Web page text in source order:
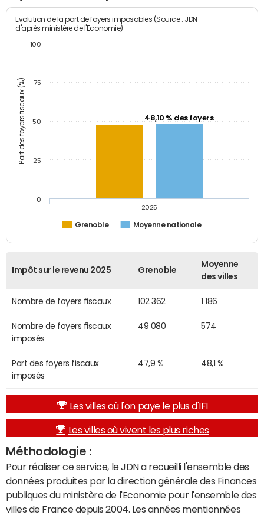
Part des foyers fiscaux (%)
Evolution de la part de foyers imposables (Source : JDN
d'après ministère de l'Economie)
48,10 % des foyers
Grenoble Moyenne nationale
2025
0
25
50
75
100
Impôt sur le revenu 2025 Grenoble
Moyenne
des villes
Nombre de foyers fiscaux 102 362 1 186
Nombre de foyers fiscaux
imposés
49 080 574
Part des foyers fiscaux
imposés
47,9 % 48,1 %
Les villes où l'on paye le plus d'IFI
Les villes où vivent les plus riches
Méthodologie :
Pour réaliser ce service, le JDN a recueilli l'ensemble des
données produites par la direction générale des Finances
publiques du ministère de l'Economie pour l'ensemble des
villes de France depuis 2004. Les années mentionnées